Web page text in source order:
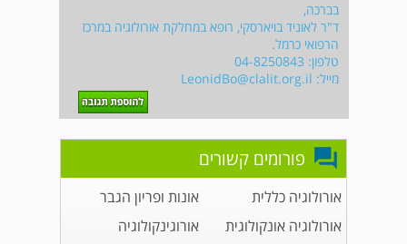
בברכה,
ד"ר לאוניד בויארסקי, רופא במחלקת אורולוגיה במרכז
הרפואי כרמל.
טלפון: 04-8250843
מייל: LeonidBo@clalit.org.il
פורומים קשורים
אורולוגיה כללית
אונות ופריון הגבר
אורולוגיה אונקולוגית
אורוגינקולוגיה